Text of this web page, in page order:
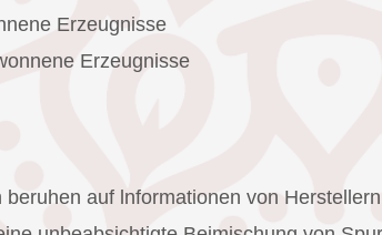
Erzeugnisse
Erzeugnisse
auf lnformationen von